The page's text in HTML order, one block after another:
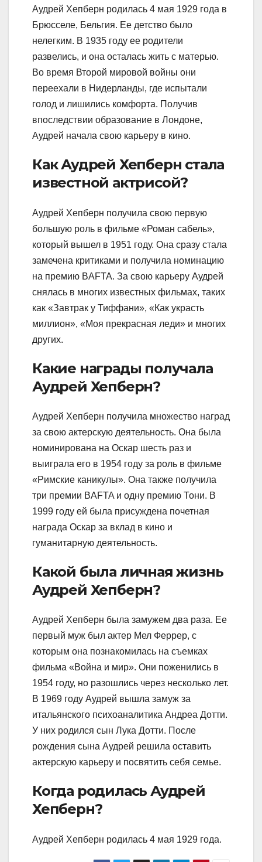
Аудрей Хепберн родилась 4 мая 1929 года в
Брюсселе, Бельгия. Ее детство было
нелегким. В 1935 году ее родители
развелись, и она осталась жить с матерью.
Во время Второй мировой войны они
переехали в Нидерланды, где испытали
голод и лишились комфорта. Получив
впоследствии образование в Лондоне,
Аудрей начала свою карьеру в кино.
Как Аудрей Хепберн стала
известной актрисой?
Аудрей Хепберн получила свою первую
большую роль в фильме «Роман сабель»,
который вышел в 1951 году. Она сразу стала
замечена критиками и получила номинацию
на премию BAFTA. За свою карьеру Аудрей
снялась в многих известных фильмах, таких
как «Завтрак у Тиффани», «Как украсть
миллион», «Моя прекрасная леди» и многих
других.
Какие награды получала
Аудрей Хепберн?
Аудрей Хепберн получила множество наград
за свою актерскую деятельность. Она была
номинирована на Оскар шесть раз и
выиграла его в 1954 году за роль в фильме
«Римские каникулы». Она также получила
три премии BAFTA и одну премию Тони. В
1999 году ей была присуждена почетная
награда Оскар за вклад в кино и
гуманитарную деятельность.
Какой была личная жизнь
Аудрей Хепберн?
Аудрей Хепберн была замужем два раза. Ее
первый муж был актер Мел Феррер, с
которым она познакомилась на съемках
фильма «Война и мир». Они поженились в
1954 году, но разошлись через несколько лет.
В 1969 году Аудрей вышла замуж за
итальянского психоаналитика Андреа Дотти.
У них родился сын Лука Дотти. После
рождения сына Аудрей решила оставить
актерскую карьеру и посвятить себя семье.
Когда родилась Аудрей
Хепберн?
Аудрей Хепберн родилась 4 мая 1929 года.